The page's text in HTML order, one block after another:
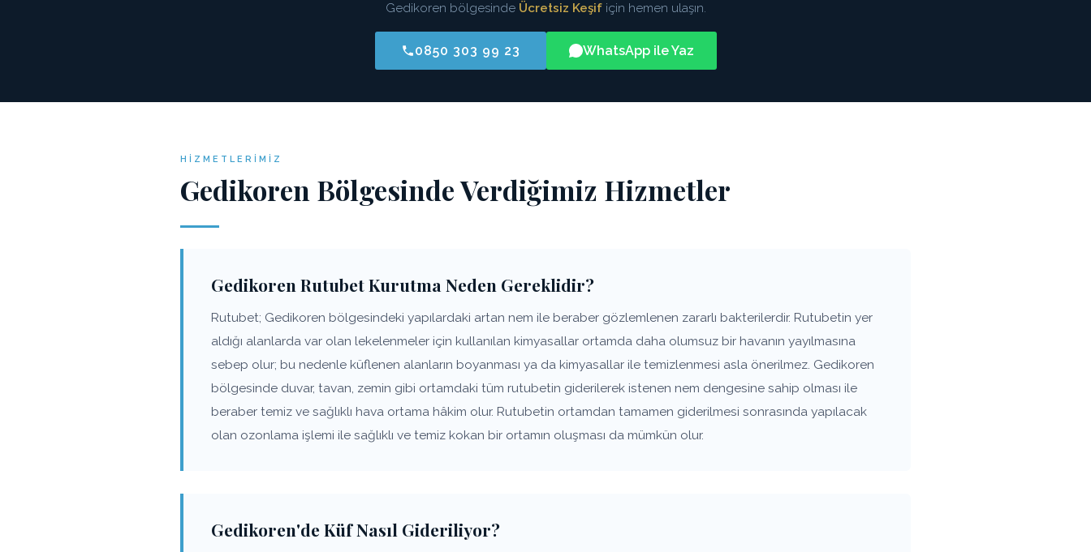
Gedikoren bölgesinde Ücretsiz Keşifiçin hemen ulaşın.
0850 303 99 23 WhatsApp ile Yaz
HIZMETLERIMIZ
Gedikoren Bölgesinde Verdiğimiz Hizmetler
Gedikoren Rutubet Kurutma Neden Gereklidir?
Rutubet; Gedikoren bölgesindeki yapılardaki artan nem ile beraber gözlemlenen zararlı bakterilerdir. Rutubetin yer
aldığı alanlarda var olan lekelenmeler için kullanılan kimyasallar ortamda daha olumsuz bir havanın yayılmasına
sebep olur; bu nedenle küflenen alanların boyanması ya da kimyasallar ile temizlenmesi asla önerilmez. Gedikoren
bölgesinde duvar, tavan, zemin gibi ortamdaki tüm rutubetin giderilerek istenen nem dengesine sahip olması ile
beraber temiz ve sağlıklı hava ortama hâkim olur. Rutubetin ortamdan tamamen giderilmesi sonrasında yapılacak
olan ozonlama işlemi ile sağlıklı ve temiz kokan bir ortamın oluşması da mümkün olur.
Gedikoren'de Küf Nasıl Gideriliyor?